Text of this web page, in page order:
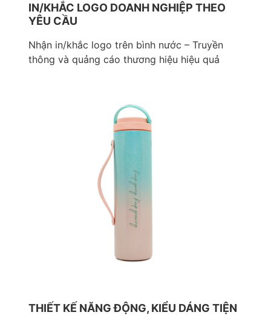
IN/KHẮC LOGO DOANH NGHIỆP THEO
YÊU CẦU
Nhận in/khắc logo trên bình nước – Truyền
thông và quảng cáo thương hiệu hiệu quả
THIẾT KẾ NĂNG ĐỘNG, KIỂU DÁNG TIỆN